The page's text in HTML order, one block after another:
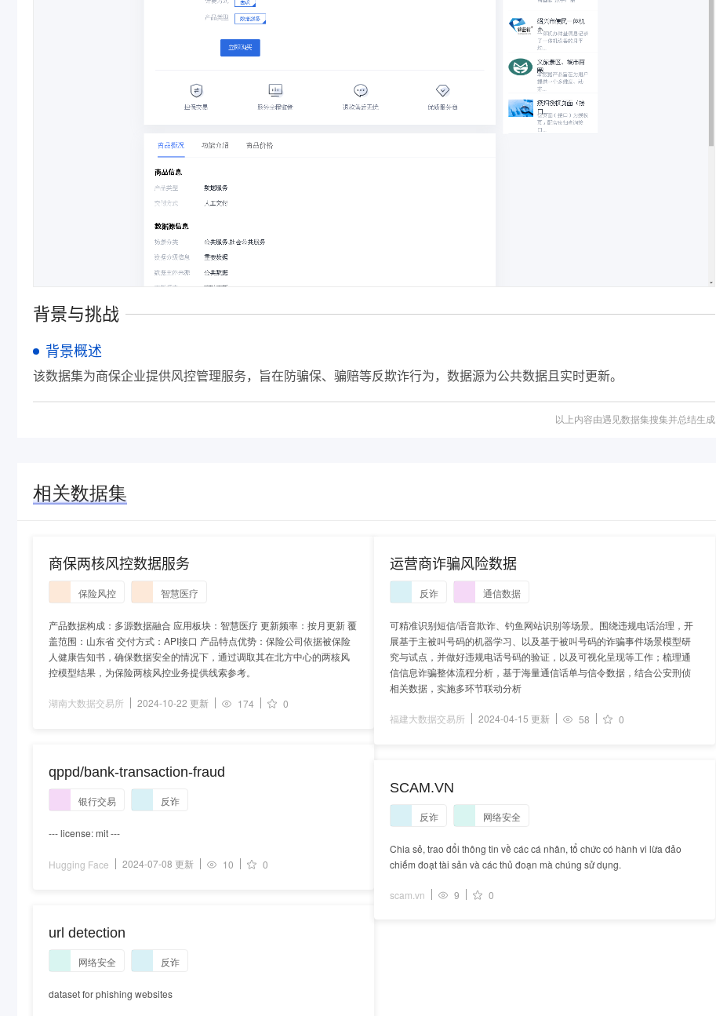
背景与挑战
背景概述
该数据集为商保企业提供风控管理服务，旨在防骗保、骗赔等反欺诈行为，数据源为公共数据且实时更新。
以上内容由遇见数据集搜集并总结生成
相关数据集
商保两核风控数据服务
保险风控 智慧医疗
产品数据构成：多源数据融合 应用板块：智慧医疗 更新频率：按月更新 覆
盖范围：山东省 交付方式：API接口 产品特点优势：保险公司依据被保险
人健康告知书，确保数据安全的情况下，通过调取其在北方中心的两核风
控模型结果，为保险两核风控业务提供线索参考。
湖南大数据交易所 2024-10-22 更新 174 0
qppd/bank-transaction-fraud
银行交易 反诈
--- license: mit ---
Hugging Face 2024-07-08 更新 10 0
url detection
网络安全 反诈
dataset for phishing websites
运营商诈骗风险数据
反诈 通信数据
可精准识别短信/语音欺诈、钓鱼网站识别等场景。围绕违规电话治理，开
展基于主被叫号码的机器学习、以及基于被叫号码的诈骗事件场景模型研
究与试点，并做好违规电话号码的验证，以及可视化呈现等工作；梳理通
信信息诈骗整体流程分析，基于海量通信话单与信令数据，结合公安刑侦
相关数据，实施多环节联动分析
福建大数据交易所 2024-04-15 更新 58 0
SCAM.VN
反诈 网络安全
Chia sẻ, trao đổi thông tin về các cá nhân, tổ chức có hành vi lừa đảo
chiếm đoạt tài sản và các thủ đoạn mà chúng sử dụng.
scam.vn 9 0